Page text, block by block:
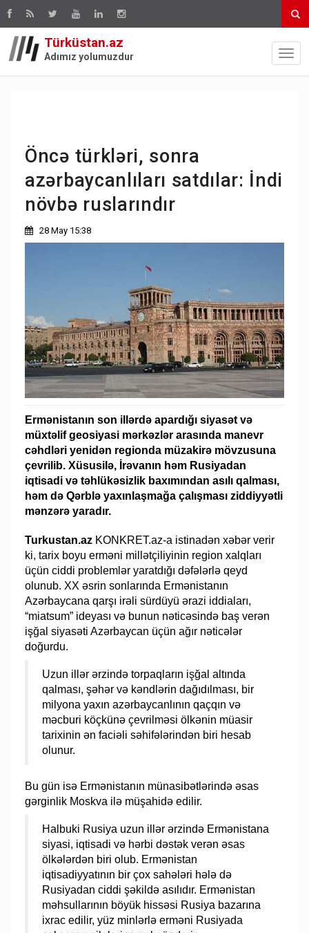
Türküstan.az
Adımız yolumuzdur
Öncə türkləri, sonra
azərbaycanlıları satdılar: İndi
növbə ruslarındır
28 May 15:38
Ermənistanın son illərdə apardığı siyasət və
müxtəlif geosiyasi mərkəzlər arasında manevr
cəhdləri yenidən regionda müzakirə mövzusuna
çevrilib. Xüsusilə, İrəvanın həm Rusiyadan
iqtisadi və təhlükəsizlik baxımından asılı qalması,
həm də Qərblə yaxınlaşmağa çalışması ziddiyyətli
mənzərə yaradır.
Turkustan.az KONKRET.az-a istinadən xəbər verir
ki, tarix boyu erməni millətçiliyinin region xalqları
üçün ciddi problemlər yaratdığı dəfələrlə qeyd
olunub. XX əsrin sonlarında Ermənistanın
Azərbaycana qarşı irəli sürdüyü ərazi iddiaları,
“miatsum” ideyası və bunun nəticəsində baş verən
işğal siyasəti Azərbaycan üçün ağır nəticələr
doğurdu.
Uzun illər ərzində torpaqların işğal altında
qalması, şəhər və kəndlərin dağıdılması, bir
milyona yaxın azərbaycanlının qaçqın və
məcburi köçkünə çevrilməsi ölkənin müasir
tarixinin ən faciəli səhifələrindən biri hesab
olunur.
Bu gün isə Ermənistanın münasibətlərində əsas
gərginlik Moskva ilə müşahidə edilir.
Halbuki Rusiya uzun illər ərzində Ermənistana
siyasi, iqtisadi və hərbi dəstək verən əsas
ölkələrdən biri olub. Ermənistan
iqtisadiyyatının bir çox sahələri hələ də
Rusiyadan ciddi şəkildə asılıdır. Ermənistan
məhsullarının böyük hissəsi Rusiya bazarına
ixrac edilir, yüz minlərlə erməni Rusiyada